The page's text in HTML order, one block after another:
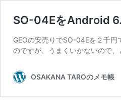
SO-04EをAndroid
GEOの安売りでSO-04Eを２千
のですが、うまくいかないので
OSAKANA TAROのメモ帳